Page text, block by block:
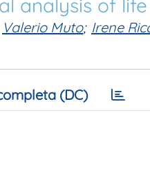
analysis of
Valerio Muto; Irene
(DC)